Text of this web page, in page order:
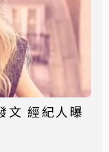
文 經紀人曝